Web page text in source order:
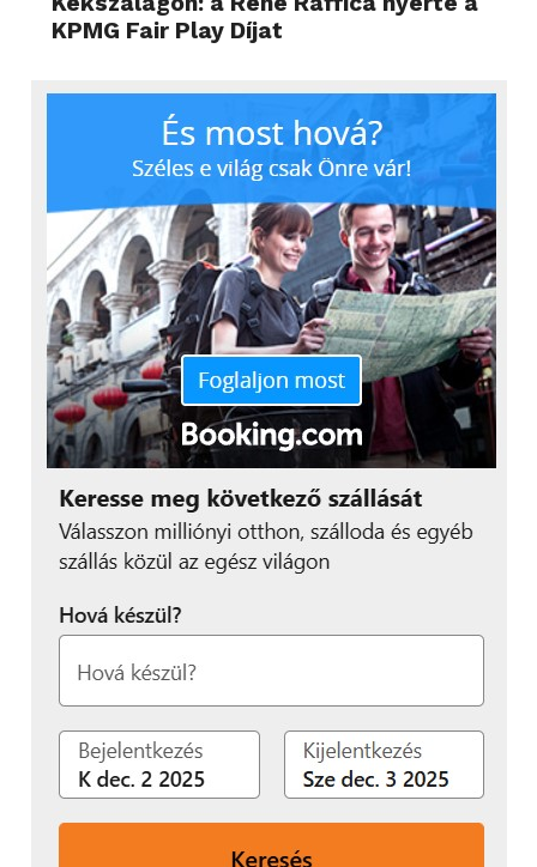
KPMG Fair Play Díjat